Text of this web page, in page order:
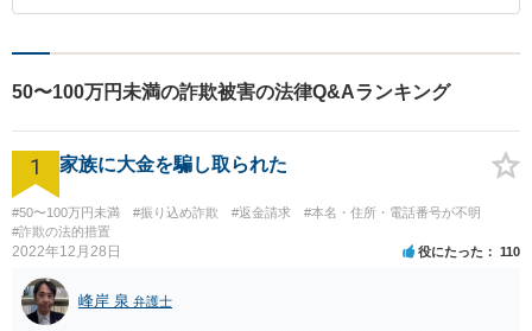
50〜100万円未満の詐欺被害の法律Q&Aランキング
1 家族に大金を騙し取られた
#50〜100万円未満 #振り込め詐欺 #返金請求
#本名・住所・電話番号が不明
#詐欺の法的措置
2022年12月28日 役にたった 110
峰岸 泉 弁護士